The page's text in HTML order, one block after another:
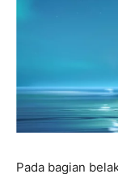
Pada bagian